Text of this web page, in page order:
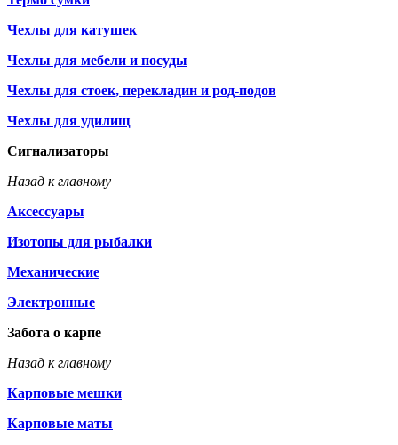
Чехлы для катушек
Чехлы для мебели и посуды
Чехлы для стоек, перекладин и род-подов
Чехлы для удилищ
Сигнализаторы
Назад к главному
Аксессуары
Изотопы для рыбалки
Механические
Электронные
Забота о карпе
Назад к главному
Карповые мешки
Карповые маты